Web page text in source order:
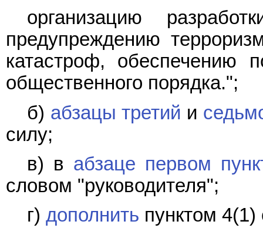
организацию
предупреждению
катастроф, обеспечению
общественного порядка.";
б) абзацы третий и
силу;
в) в абзаце первом
словом "руководителя";
г) дополнить пунктом